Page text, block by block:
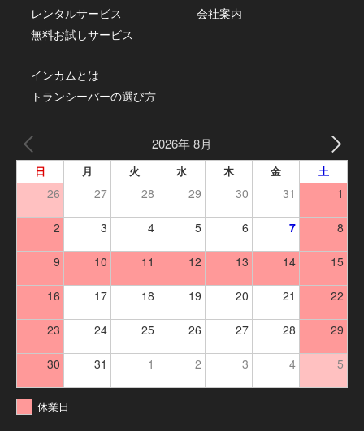
レンタルサービス
無料お試しサービス
会社案内
インカムとは
トランシーバーの選び方
2026年 8月
日 月 火 水 木 金 土
26 27 28 29 30 31 1
2 3 4 5 6 7 8
9 10 11 12 13 14 15
16 17 18 19 20 21 22
23 24 25 26 27 28 29
30 31 1 2 3 4 5
休業日